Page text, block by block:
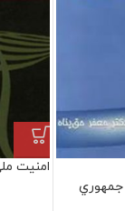
امنیت